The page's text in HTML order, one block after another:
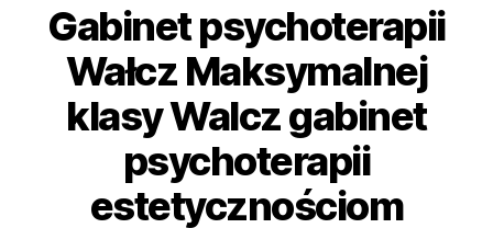
Gabinet psychoterapii
Wałcz Maksymalnej
klasy Walcz gabinet
psychoterapii
estetycznościom